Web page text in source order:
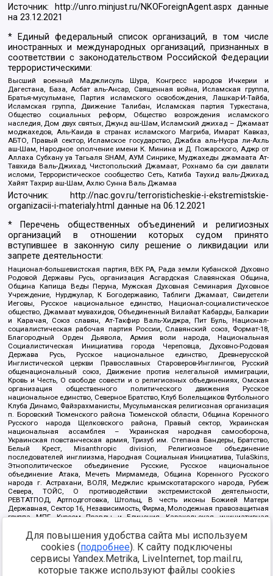
Источник: http://unro.minjust.ru/NKOForeignAgent.aspxданные
на23.12.2021
* Единый федеральный список организаций, в том числе
иностранных и международных организаций, признанных в
соответствии с законодательством Российской Федерации
террористическими:
Высший военный Маджлисуль Шура, Конгресс народов Ичкерии и
Дагестана, База, Асбат аль-Ансар, Священная война, Исламская группа,
Братья-мусульмане, Партия исламского освобождения, Лашкар-И-Тайба,
Исламская группа, Движение Талибан, Исламская партия Туркестана,
Общество социальных реформ, Общество возрождения исламского
наследия, Дом двух святых, Джунд аш-Шам, Исламский джихад – Джамаат
моджахедов, Аль-Каида в странах исламского Магриба, Имарат Кавказ,
АБТО, Правый сектор, Исламское государство, Джабха аль-Нусра ли-Ахль
аш-Шам, Народное ополчение имени К. Минина и Д. Пожарского, Аджр от
Аллаха Субхану уа Тагьаля SHAM, АУМ Синрике, Муджахеды джамаата Ат-
Тавхида Валь-Джихад, Чистопольский Джамаат, Рохнамо ба суи давлати
исломи, Террористическое сообщество Сеть, Катиба Таухид валь-Джихад,
Хайят Тахрир аш-Шам, Ахлю Сунна Валь Джамаа
Источник:
http://nac.gov.ru/terroristicheskie-i-ekstremistskie-
organizacii-i-materialy.html данные на06.12.2021
* Перечень общественных объединений и религиозных
организаций в отношении которых судом принято
вступившее в законную силу решение о ликвидации или
запрете деятельности:
Национал-большевистская партия, ВЕК РА, Рада земли Кубанской Духовно
Родовой Державы Русь, организация Асгардская Славянская Община,
Община Капища Веды Перуна, Мужская Духовная Семинария Духовное
Учреждение, Нурджулар, К Богодержавию, Таблиги Джамаат, Свидетели
Иеговы, Русское национальное единство, Национал-социалистическое
общество, Джамаат мувахидов, Объединенный Вилайат Кабарды, Балкарии
и Карачая, Союз славян, Ат-Такфир Валь-Хиджра, Пит Буль, Национал-
социалистическая рабочая партия России, Славянский союз, Формат-18,
Благородный Орден Дьявола, Армия воли народа, Национальная
Социалистическая Инициатива города Череповца, Духовно-Родовая
Держава Русь, Русское национальное единство, Древнерусской
Инглистической церкви Православных Староверов-Инглингов, Русский
общенациональный союз, Движение против нелегальной иммиграции,
Кровь и Честь, О свободе совести и о религиозных объединениях, Омская
организация общественного политического движения Русское
национальное единство, Северное Братство, Клуб Болельщиков Футбольного
Клуба Динамо, Файзрахманисты, Мусульманская религиозная организация
п. Боровский Тюменского района Тюменской области, Община Коренного
Русского народа Щелковского района, Правый сектор, Украинская
национальная ассамблея – Украинская народная самооборона,
Украинская повстанческая армия, Тризуб им. Степана Бандеры, Братство,
Белый Крест, Misanthropic division, Религиозное объединение
последователей инглиизма, Народная Социальная Инициатива, TulaSkins,
Этнополитическое объединение Русские, Русское национальное
объединение Атака, Мечеть Мирмамеда, Община Коренного Русского
народа г. Астрахани, ВОЛЯ, Меджлис крымскотатарского народа, Рубеж
Севера, ТОЙС, О противодействии экстремистской деятельности,
РЕВТАТПОД, Артподготовка, Штольц, В честь иконы Божией Матери
Державная, Сектор 16, Независимость, Фирма, Молодежная правозащитная
группа МПГ, Курсом Правды и Единения, Каракольская инициативная
Благотворительный пансионат Ак Умут, Русская республика Русь,
Арестантское уголовное единство, Башкорт, Нация и свобода, W.H.С., Фалунь
Дафа, Иртыш Ultras, Русский Патриотический клуб-Новокузнецк/РПК,
Сибирский державный союз, Фонд борьбы с коррупцией, Фонд защиты прав
граждан, Штабы Навального, Совет граждан СССР Прикубанского округа г.
Для повышения удобства сайта мы используем
cookies (подробнее). К сайту подключены
сервисы Yandex.Metrika, LiveInternet, top.mail.ru,
которые также используют файлы cookies